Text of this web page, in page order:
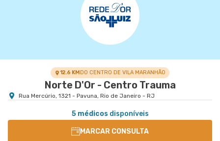
12.6 KMDO CENTRO DE VILA MARANHÃO
Norte D'Or - Centro Trauma
Rua Mercúrio, 1321 - Pavuna, Rio de Janeiro - RJ
5 médicos disponíveis
MARCAR CONSULTA